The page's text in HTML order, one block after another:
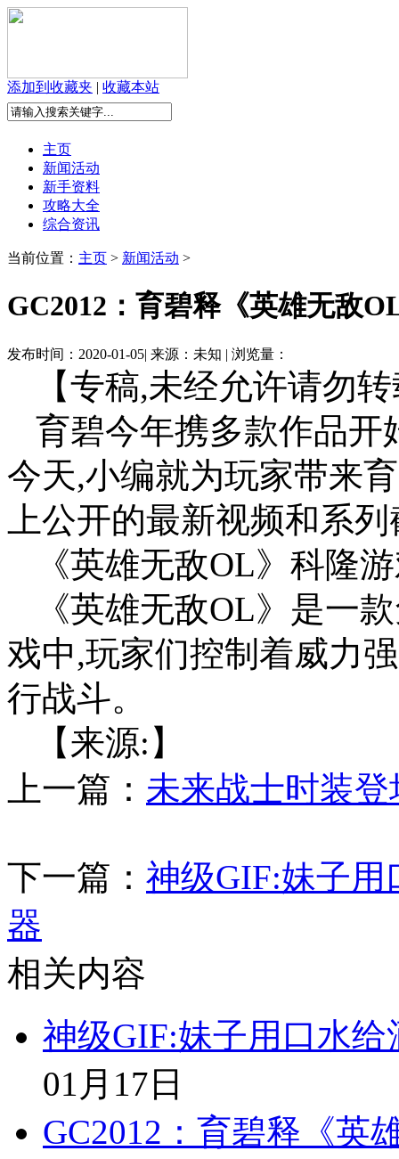
添加到收藏夹 | 收藏本站
主页
新闻活动
新手资料
攻略大全
综合资讯
当前位置： 主页 > 新闻活动 >
GC2012：育碧释《英雄无敌
发布时间：2020-01-05| 来源：未知 | 浏览量：
【专稿,未经允许请勿
育碧今年携多款作品开
今天,小编就为玩家带来
上公开的最新视频和系
《英雄无敌OL》科隆
《英雄无敌OL》是一
戏中,玩家们控制着威力
行战斗。
【来源:】
上一篇： 未来战士时装
下一篇： 神级GIF:妹子用
器
相关内容
神级GIF:妹子用口水
01月17日
GC2012：育碧释《英